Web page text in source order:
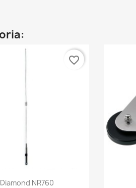
Anteprima
Diamond NR760
favorite_border